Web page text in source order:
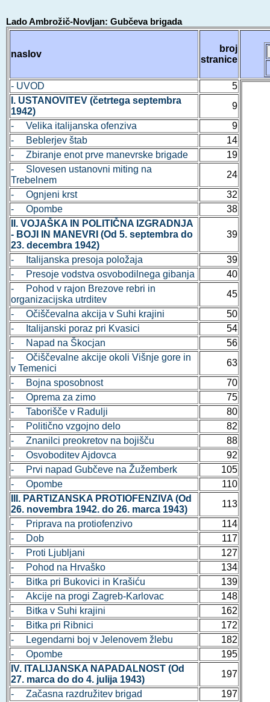
Lado Ambrožič-Novljan: Gubčeva brigada
naslov
broj
stranice
- UVOD
5
I. USTANOVITEV (četrtega septembra
1942)
9
- Velika italijanska ofenziva
9
- Beblerjev štab
14
- Zbiranje enot prve manevrske brigade
19
- Slovesen ustanovni miting na
Trebelnem
24
- Ognjeni krst
32
- Opombe
38
II. VOJAŠKA IN POLITIČNA IZGRADNJA
- BOJI IN MANEVRI (Od 5. septembra do
23. decembra 1942)
39
- Italijanska presoja položaja
39
- Presoje vodstva osvobodilnega gibanja
40
- Pohod v rajon Brezove rebri in
organizacijska utrditev
45
- Očiščevalna akcija v Suhi krajini
50
- Italijanski poraz pri Kvasici
54
- Napad na Škocjan
56
- Očiščevalne akcije okoli Višnje gore in
v Temenici
63
- Bojna sposobnost
70
- Oprema za zimo
75
- Taborišče v Radulji
80
- Politično vzgojno delo
82
- Znanilci preokretov na bojišču
88
- Osvoboditev Ajdovca
92
- Prvi napad Gubčeve na Žužemberk
105
- Opombe
110
III. PARTIZANSKA PROTIOFENZIVA (Od
26. novembra 1942. do 26. marca 1943)
113
- Priprava na protiofenzivo
114
- Dob
117
- Proti Ljubljani
127
- Pohod na Hrvaško
134
- Bitka pri Bukovici in Krašiću
139
- Akcije na progi Zagreb-Karlovac
148
- Bitka v Suhi krajini
162
- Bitka pri Ribnici
172
- Legendarni boj v Jelenovem žlebu
182
- Opombe
195
IV. ITALIJANSKA NAPADALNOST (Od
27. marca do do 4. julija 1943)
197
- Začasna razdružitev brigad
197